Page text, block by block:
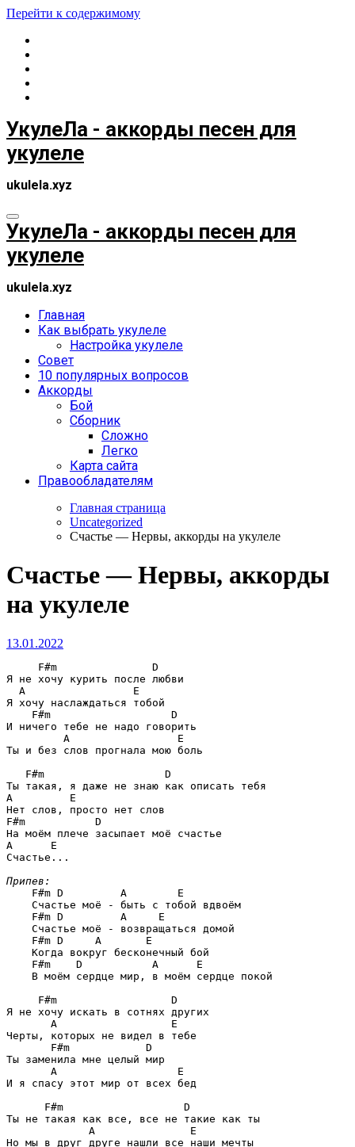
Перейти к содержимому
УкулеЛа - аккорды песен для
укулеле
ukulela.xyz
УкулеЛа - аккорды песен для
укулеле
ukulela.xyz
Главная
Как выбрать укулеле
Настройка укулеле
Совет
10 популярных вопросов
Аккорды
Бой
Сборник
Сложно
Легко
Карта сайта
Правообладателям
Главная страница
Uncategorized
Счастье — Нервы, аккорды на укулеле
Счастье — Нервы, аккорды
на укулеле
13.01.2022
F#m               D
Я не хочу курить после любви
A                 E
Я хочу наслаждаться тобой
F#m                   D
И ничего тебе не надо говорить
A                 E
Ты и без слов прогнала мою боль
F#m                   D
A         E
F#m           D
A      E
Счастье...
Припев:
F#m D         A        E
    Счастье моё - быть с тобой вдвоём
F#m D         A     E
    Счастье моё - возвращаться домой
F#m D     A       E
    Когда вокруг бесконечный бой
F#m    D           A      E
    В моём сердце мир, в моём сердце покой
F#m                  D
Я не хочу искать в сотнях других
A                  E
Черты, которых не видел в тебе
F#m            D
Ты заменила мне целый мир
A                   E
И я спасу этот мир от всех бед
F#m                   D
Ты не такая как все, все не такие как ты
A               E